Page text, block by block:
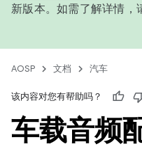
新版本。如需了解详情，
AOSP 文档 汽车
该内容对您有帮助吗？
车载音频